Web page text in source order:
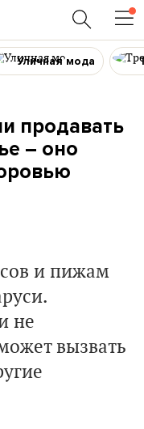
Уличная мода
продавать
– оно
и пижам
не
вызвать